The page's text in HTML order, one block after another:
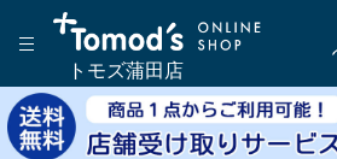
トモズ蒲田店